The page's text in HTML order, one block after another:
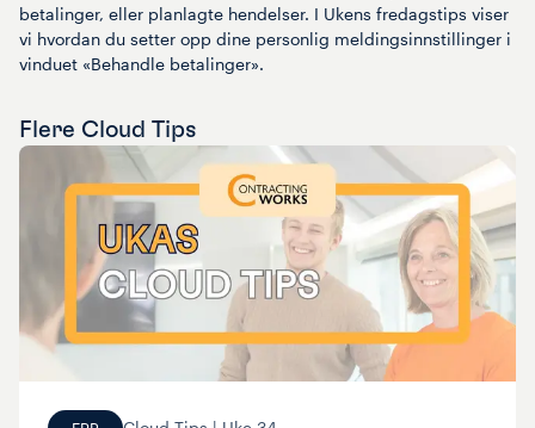
betalinger, eller planlagte hendelser. I Ukens fredagstips viser
vi hvordan du setter opp dine personlig meldingsinnstillinger i
vinduet «Behandle betalinger».
Flere Cloud Tips